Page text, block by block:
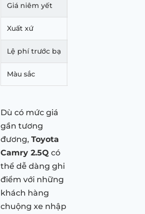
Giá niêm yết
Xuất xứ
Lệ phí trước bạ
Màu sắc
Dù có mức giá
gần tương
đương, Toyota
Camry 2.5Q có
thể dễ dàng ghi
điểm với những
khách hàng
chuộng xe nhập